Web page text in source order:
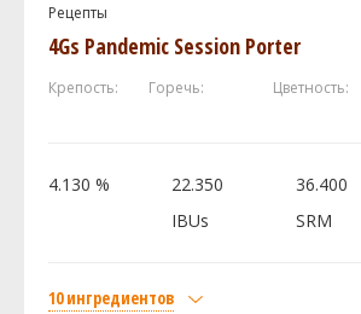
Хмель
Ист Кент Голдингc (East Kent Golding)
Дрожжи
Рецепты
4Gs Pandemic Session Porter
Крепость: Горечь: Цветность:
4.130 %
22.350
IBUs
36.400
SRM
10 ингредиентов